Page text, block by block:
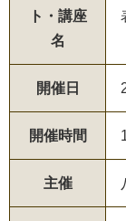
ト・講座
名
開催日
開催時間
主催